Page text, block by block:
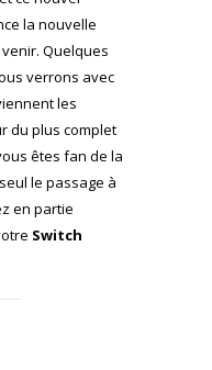
la nouvelle
Quelques
verrons avec
les
du plus complet
êtes fan de la
le passage à
en partie
Switch